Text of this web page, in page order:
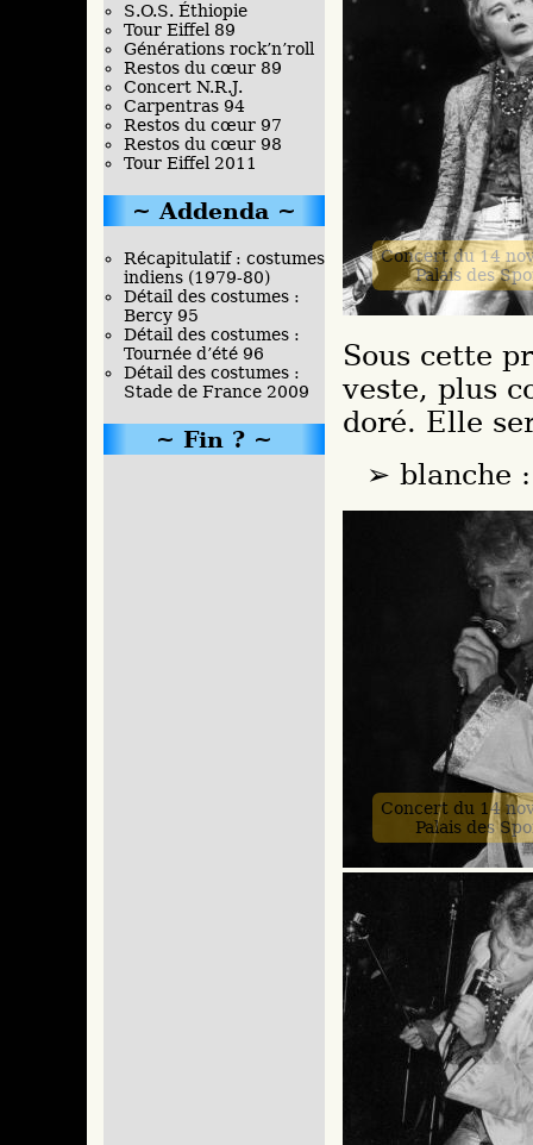
Concert du 14
Palais des
Sous cette
veste, plus
doré. Elle
blanche :
Concert du 14
Palais des
S.O.S. Éthiopie
Tour Eiffel 89
Générations rock’n’roll
Restos du cœur 89
Concert N.R.J.
Carpentras 94
Restos du cœur 97
Restos du cœur 98
Tour Eiffel 2011
Addenda
Récapitulatif : costumes
indiens (1979-80)
Détail des costumes :
Bercy 95
Détail des costumes :
Tournée d’été 96
Détail des costumes :
Stade de France 2009
Fin ?